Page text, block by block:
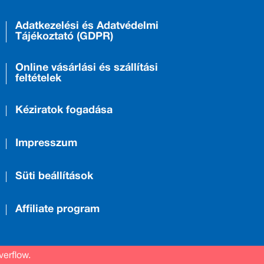
Adatkezelési és Adatvédelmi
Tájékoztató (GDPR)
Online vásárlási és szállítási
feltételek
Kéziratok fogadása
Impresszum
Süti beállítások
Affiliate program